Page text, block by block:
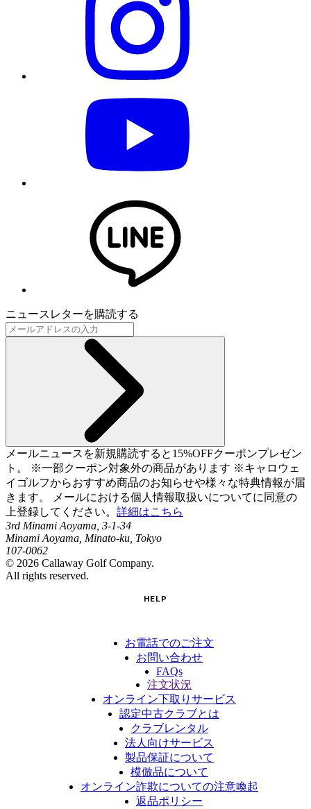
ニュースレターを購読する
メールニュースを新規購読すると15%OFFクーポンプレゼン
ト。 ※一部クーポン対象外の商品があります ※キャロウェ
イゴルフからおすすめ商品のお知らせや様々な特典情報が届
きます。 メールにおける個人情報取扱いについてに同意の
上登録してください。 詳細はこちら
3rd Minami Aoyama, 3-1-34
Minami Aoyama, Minato-ku, Tokyo
107-0062
© 2026 Callaway Golf Company.
All rights reserved.
HELP
お電話でのご注文
お問い合わせ
FAQs
注文状況
オンライン下取りサービス
認定中古クラブとは
クラブレンタル
法人向けサービス
製品保証について
模倣品について
オンライン詐欺についての注意喚起
返品ポリシー